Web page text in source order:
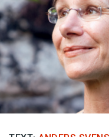
Skrivtips
Bokrecensioner
Kviss
Podden
Anmäl till